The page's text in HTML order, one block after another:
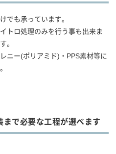
でも承っています。
トロ処理のみを行う事も出来ま
。
ニー(ポリアミド)・PPS素材等に
まで必要な工程が選べます